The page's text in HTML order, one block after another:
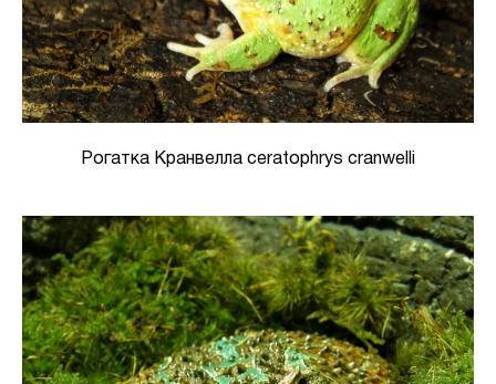
Рогатка Кранвелла ceratophrys cranwelli